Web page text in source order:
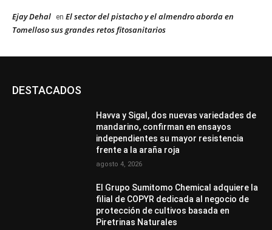
Ejay Dehal en El sector del pistacho y el almendro aborda en
Tomelloso sus grandes retos fitosanitarios
DESTACADOS
Havva y Sigal, dos nuevas variedades de
mandarino, confirman en ensayos
independientes su mayor resistencia
frente a la araña roja
agosto 4, 2026
El Grupo Sumitomo Chemical adquiere la
filial de COPYR dedicada al negocio de
protección de cultivos basada en
Piretrinas Naturales